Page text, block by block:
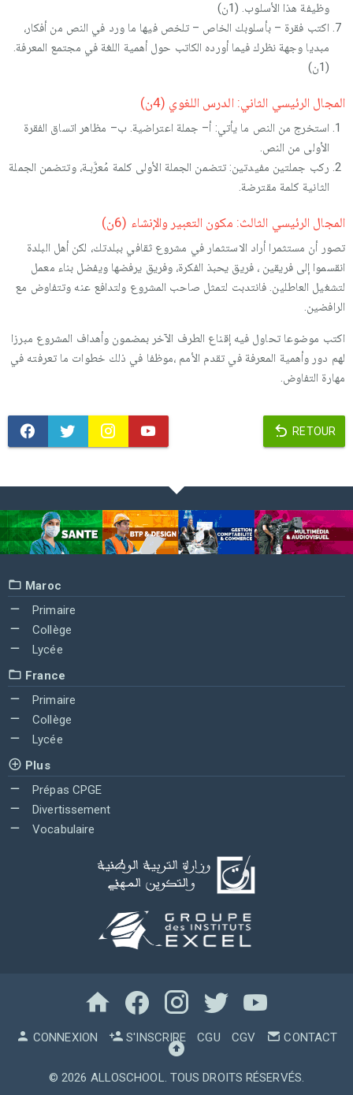
وظيفة هذا الأسلوب. (1ن)
اكتب فقرة – بأسلوبك الخاص – تلخص فيها ما ورد في النص من أفكار،
مبديا وجهة نظرك فيما أورده الكاتب حول أهمية اللغة في مجتمع المعرفة.
(1ن)
المجال الرئيسي الثاني: الدرس اللغوي (4ن)
استخرج من النص ما يأتي: أ– جملة اعتراضية. ب– مظاهر اتساق الفقرة
الأولى من النص.
ركب جملتين مفيدتين: تتضمن الجملة الأولى كلمة مُعرَّبـة، وتتضمن الجملة
الثانية كلمة مقترضة.
المجال الرئيسي الثالث: مكون التعبير والإنشاء (6ن)
تصور أن مستثمرا أراد الاستثمار في مشروع ثقافي ببلدتك، لكن أهل البلدة
انقسموا إلى فريقين ، فريق يحبذ الفكرة، وفريق يرفضها ويفضل بناء معمل
لتشغيل العاطلين. فانتدبت لتمثل صاحب المشروع ولتدافع عنه وتتفاوض مع
الرافضين.
اكتب موضوعا تحاول فيه إقناع الطرف الآخر بمضمون وأهداف المشروع مبرزا
لهم دور وأهمية المعرفة في تقدم الأمم ،موظفا في ذلك خطوات ما تعرفته في
مهارة التفاوض.
RETOUR
Maroc
Primaire
Collège
Lycée
France
Primaire
Collège
Lycée
Plus
Prépas CPGE
Divertissement
Vocabulaire
CONNEXION S'INSCRIRE CGU CGV CONTACT
© 2026 ALLOSCHOOL. TOUS DROITS RÉSERVÉS.